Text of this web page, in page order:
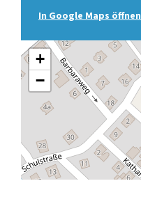
In Google Maps öffnen
+
−